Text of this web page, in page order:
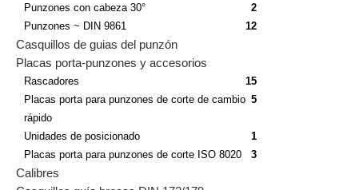
Punzones con cabeza 30°
2
Punzones ~ DIN 9861
12
Casquillos de guias del punzón
Placas porta-punzones y accesorios
Rascadores
15
Placas porta para punzones de corte de cambio
rápido
5
Unidades de posicionado
1
Placas porta para punzones de corte ISO 8020
3
Calibres